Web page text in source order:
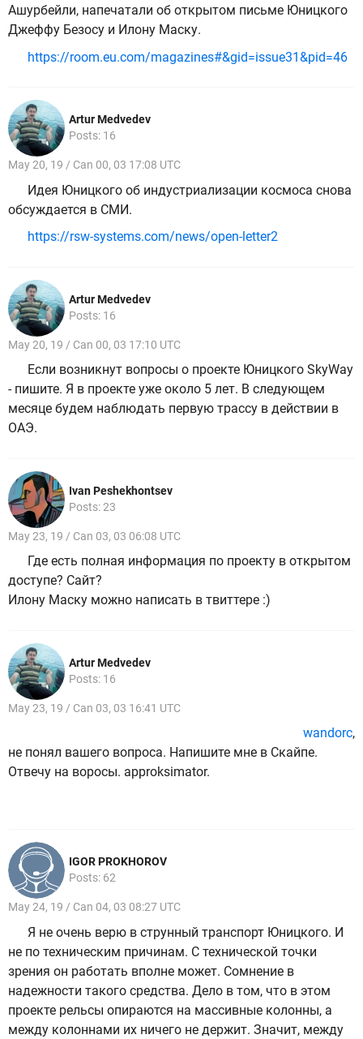
Ашурбейли, напечатали об открытом письме Юницкого
Джеффу Безосу и Илону Маску.
https://room.eu.com/magazines#&gid=issue31&pid=46
Artur Medvedev
Posts: 16
May 20, 19 / Can 00, 03 17:08 UTC
Идея Юницкого об индустриализации космоса снова
обсуждается в СМИ.
https://rsw-systems.com/news/open-letter2
Artur Medvedev
Posts: 16
May 20, 19 / Can 00, 03 17:10 UTC
Если возникнут вопросы о проекте Юницкого SkyWay
- пишите. Я в проекте уже около 5 лет. В следующем
месяце будем наблюдать первую трассу в действии в
ОАЭ.
Ivan Peshekhontsev
Posts: 23
May 23, 19 / Can 03, 03 06:08 UTC
Где есть полная информация по проекту в открытом
доступе? Сайт?
Илону Маску можно написать в твиттере :)
Artur Medvedev
Posts: 16
May 23, 19 / Can 03, 03 16:41 UTC
wandorc,
не понял вашего вопроса. Напишите мне в Скайпе.
Отвечу на воросы. approksimator.
IGOR PROKHOROV
Posts: 62
May 24, 19 / Can 04, 03 08:27 UTC
Я не очень верю в струнный транспорт Юницкого. И
не по техническим причинам. С технической точки
зрения он работать вполне может. Сомнение в
надежности такого средства. Дело в том, что в этом
проекте рельсы опираются на массивные колонны, а
между колоннами их ничего не держит. Значит, между